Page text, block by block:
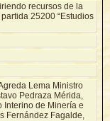
recursos de la
25200 “Estudios
Lema Ministro
Pedraza Mérida,
Interino de Minería e
Fernández Fagalde,